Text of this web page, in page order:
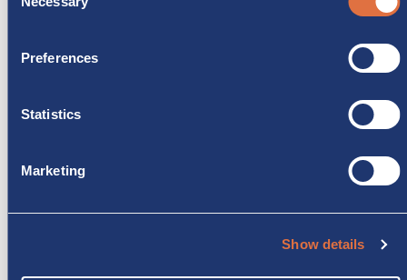
Selection
Preferences
Statistics
Marketing
Show details
soll ich tun?
Wie kann ich meine Bestellung verfolgen?
Kann ich vor dem Kauf eines Zubehörteils